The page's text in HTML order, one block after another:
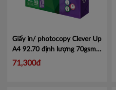
Giấy in/ photocopy Clever Up
A4 92.70 định lượng 70gsm
500 tờ/ ram
71,300đ